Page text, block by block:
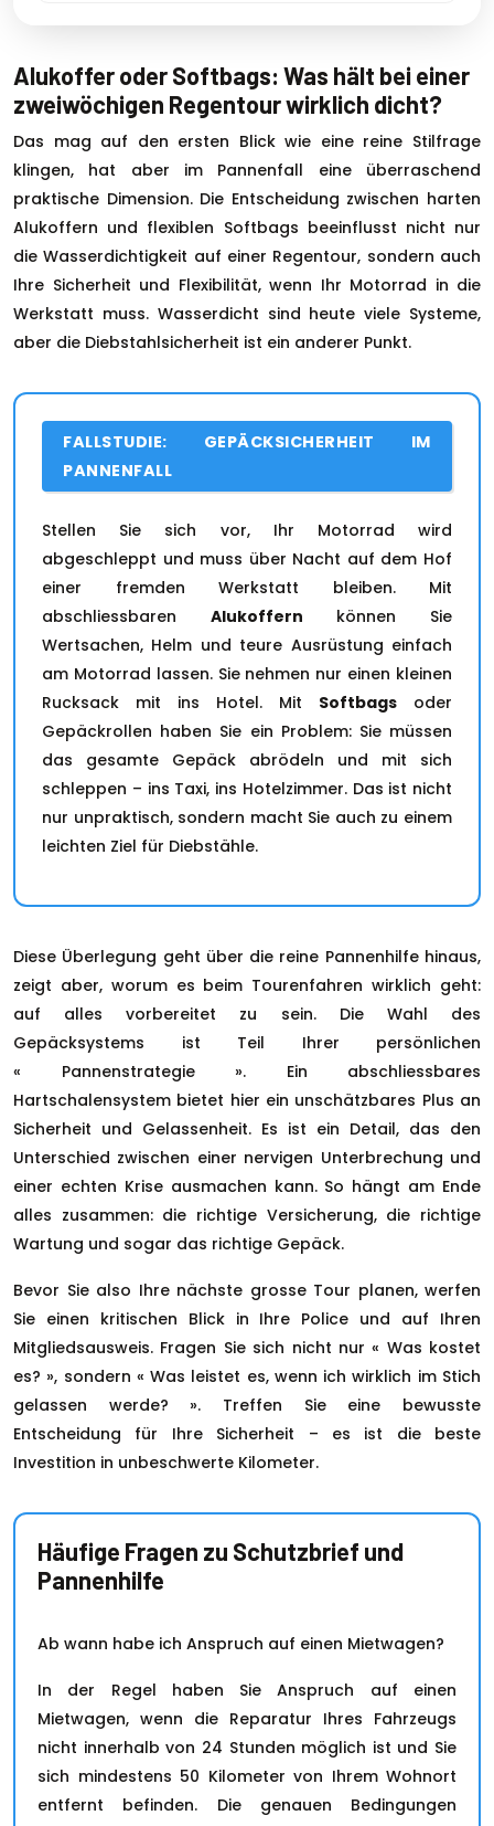
Alukoffer oder Softbags: Was hält bei einer
zweiwöchigen Regentour wirklich dicht?
Das mag auf den ersten Blick wie eine reine Stilfrage
klingen, hat aber im Pannenfall eine überraschend
praktische Dimension. Die Entscheidung zwischen harten
Alukoffern und flexiblen Softbags beeinflusst nicht nur
die Wasserdichtigkeit auf einer Regentour, sondern auch
Ihre Sicherheit und Flexibilität, wenn Ihr Motorrad in die
Werkstatt muss. Wasserdicht sind heute viele Systeme,
aber die Diebstahlsicherheit ist ein anderer Punkt.
FALLSTUDIE: GEPÄCKSICHERHEIT IM
PANNENFALL
Stellen Sie sich vor, Ihr Motorrad wird
abgeschleppt und muss über Nacht auf dem Hof
einer fremden Werkstatt bleiben. Mit
abschliessbaren Alukoffern können Sie
Wertsachen, Helm und teure Ausrüstung einfach
am Motorrad lassen. Sie nehmen nur einen kleinen
Rucksack mit ins Hotel. Mit Softbags oder
Gepäckrollen haben Sie ein Problem: Sie müssen
das gesamte Gepäck abrödeln und mit sich
schleppen – ins Taxi, ins Hotelzimmer. Das ist nicht
nur unpraktisch, sondern macht Sie auch zu einem
leichten Ziel für Diebstähle.
Diese Überlegung geht über die reine Pannenhilfe hinaus,
zeigt aber, worum es beim Tourenfahren wirklich geht:
auf alles vorbereitet zu sein. Die Wahl des
Gepäcksystems ist Teil Ihrer persönlichen
« Pannenstrategie ». Ein abschliessbares
Hartschalensystem bietet hier ein unschätzbares Plus an
Sicherheit und Gelassenheit. Es ist ein Detail, das den
Unterschied zwischen einer nervigen Unterbrechung und
einer echten Krise ausmachen kann. So hängt am Ende
alles zusammen: die richtige Versicherung, die richtige
Wartung und sogar das richtige Gepäck.
Bevor Sie also Ihre nächste grosse Tour planen, werfen
Sie einen kritischen Blick in Ihre Police und auf Ihren
Mitgliedsausweis. Fragen Sie sich nicht nur « Was kostet
es? », sondern « Was leistet es, wenn ich wirklich im Stich
gelassen werde? ». Treffen Sie eine bewusste
Entscheidung für Ihre Sicherheit – es ist die beste
Investition in unbeschwerte Kilometer.
Häufige Fragen zu Schutzbrief und
Pannenhilfe
Ab wann habe ich Anspruch auf einen Mietwagen?
In der Regel haben Sie Anspruch auf einen
Mietwagen, wenn die Reparatur Ihres Fahrzeugs
nicht innerhalb von 24 Stunden möglich ist und Sie
sich mindestens 50 Kilometer von Ihrem Wohnort
entfernt befinden. Die genauen Bedingungen